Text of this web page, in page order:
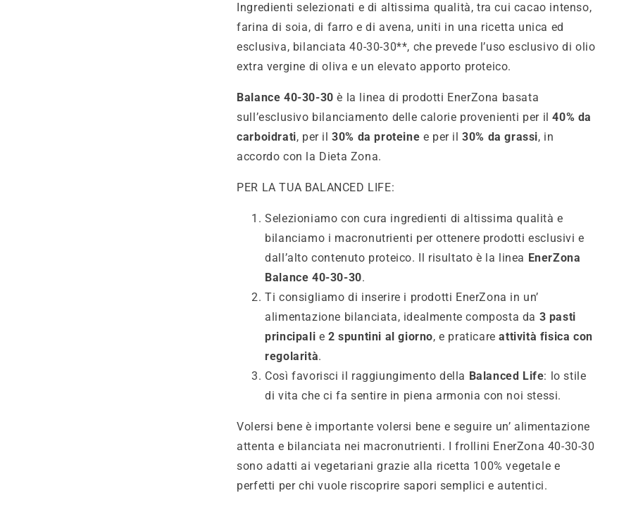
Ingredienti selezionati e di altissima qualità, tra cui cacao intenso,
farina di soia, di farro e di avena, uniti in una ricetta unica ed
esclusiva, bilanciata 40-30-30**, che prevede l’uso esclusivo di olio
extra vergine di oliva e un elevato apporto proteico.
Balance 40-30-30 è la linea di prodotti EnerZona basata
sull’esclusivo bilanciamento delle calorie provenienti per il40% da
carboidrati, per il30% da proteine e per il30% da grassi, in
accordo con la Dieta Zona.
PER LA TUA BALANCED LIFE:
Selezioniamo con cura ingredienti di altissima qualità e
bilanciamo i macronutrienti per ottenere prodotti esclusivi e
dall’alto contenuto proteico. Il risultato è la linea EnerZona
Balance 40-30-30.
Ti consigliamo di inserire i prodotti EnerZona in un’
alimentazione bilanciata, idealmente composta da 3 pasti
principali e 2 spuntini al giorno, e praticareattività fisica con
regolarità.
Così favorisci il raggiungimento della Balanced Life: lo stile
di vita che ci fa sentire in piena armonia con noi stessi.
Volersi bene è importante volersi bene e seguire un’ alimentazione
attenta e bilanciata nei macronutrienti. I frollini EnerZona 40-30-30
sono adatti ai vegetariani grazie alla ricetta 100% vegetale e
perfetti per chi vuole riscoprire sapori semplici e autentici.